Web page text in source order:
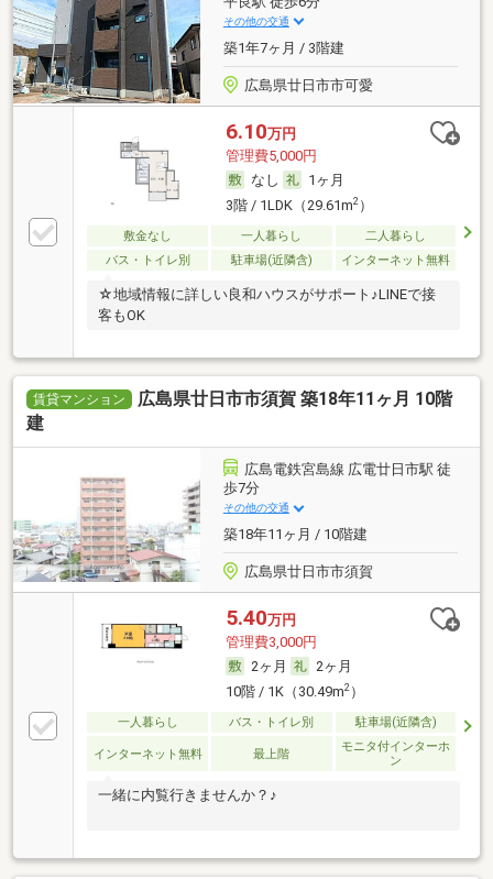
その他の交通
築1年7ヶ月 / 3階建
広島県廿日市市可愛
6.10万円
管理費5,000円
なし
1ヶ月
3階 / 1LDK（29.61m2）
敷金なし 一人暮らし
二人暮らし
バス・トイレ別
駐車場(近隣含) インターネット無料
☆地域情報に詳しい良和ハウスがサポート♪LINEで接
客もOK
賃貸マンション
広島県廿日市市須賀 築18年11ヶ月 10階
建
広島電鉄宮島線 広電廿日市駅 徒
歩7分
その他の交通
築18年11ヶ月 / 10階建
広島県廿日市市須賀
5.40万円
管理費3,000円
2ヶ月
2ヶ月
10階 / 1K（30.49m2）
一人暮らし バス・トイレ別 駐車場(近隣含)
インターネット無料 最上階
モニタ付インターホ
ン
一緒に内覧行きませんか？♪